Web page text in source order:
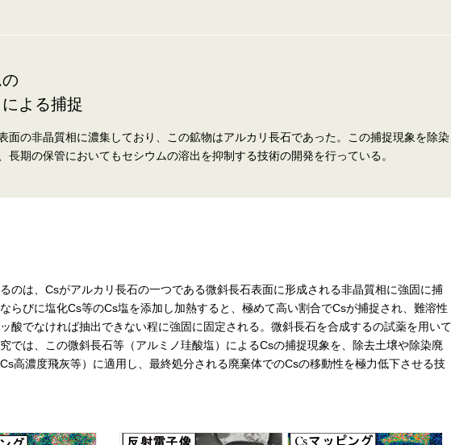
よる捕捉
面の非晶質相に濃集しており、この鉱物はアルカリ長石であった。この捕捉現象を除染
期の保管においてもセシウムの溶出を抑制する技術の開発を行っている。
のは、Csがアルカリ長石の一つである微斜長石表面に形成される非晶質相に強固に捕
らびに塩化Cs等のCs塩を添加し加熱すると、極めて高い割合でCsが捕捉され、難溶性
酸でなければ抽出できない程に強固に固定される。微斜長石を合成するの試薬を用いて
では、この微斜長石等（アルミノ珪酸塩）によるCsの捕捉現象を、除去土壌や除染廃
高濃度飛灰等）に適用し、最終処分される廃棄体でのCsの移動性を極力低下させる技